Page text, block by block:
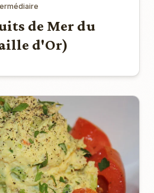
de Mer du
d'Or)